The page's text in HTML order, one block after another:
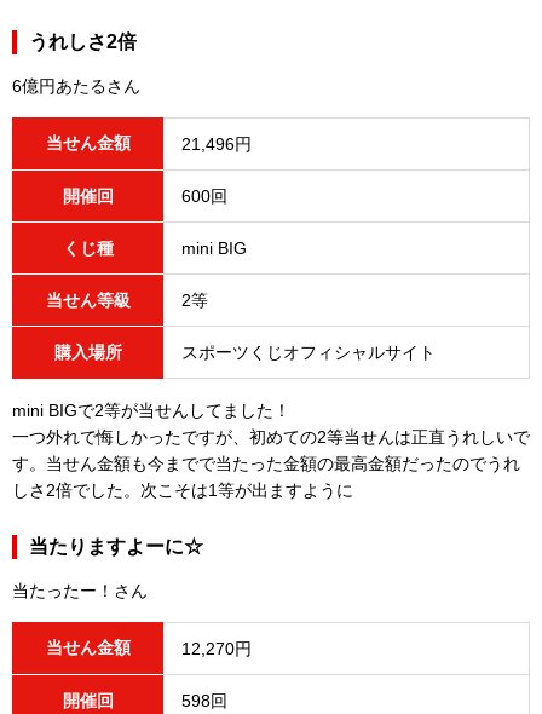
うれしさ2倍
6億円あたるさん
当せん金額 21,496円
開催回 600回
くじ種 mini BIG
当せん等級 2等
購入場所 スポーツくじオフィシャルサイト
mini BIGで2等が当せんしてました！
一つ外れで悔しかったですが、初めての2等当せんは正直うれしいで
す。当せん金額も今までで当たった金額の最高金額だったのでうれ
しさ2倍でした。次こそは1等が出ますように
当たりますよーに☆
当たったー！さん
当せん金額 12,270円
開催回 598回